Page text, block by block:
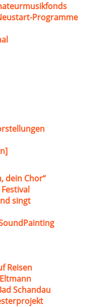
Programme
dein Chor“
singt
Reisen
Schandau